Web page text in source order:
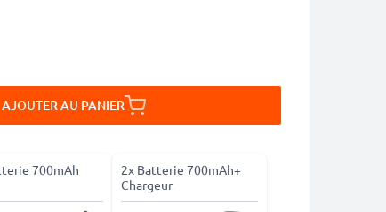
AJOUTER AU PANIER
700mAh
2x Batterie 700mAh+
Chargeur